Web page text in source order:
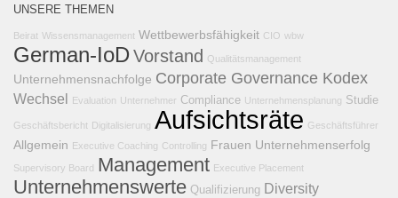
UNSERE THEMEN
Beirat Wissensmanagement Wettbewerbsfähigkeit CIO wbw
German-IoDVorstand Qualitätsmanagement
Unternehmensnachfolge Corporate Governance Kodex
Wechsel Evaluation Unternehmer Compliance Unternehmensplanung Studie
Geschäftsbericht Digitalisierung Aufsichtsräte Geschäftsführer
Allgemein Executive Coaching Controlling Frauen Unternehmenserfolg
Supervisory Board Management Executive Placement
Unternehmenswerte Qualifizierung Diversity